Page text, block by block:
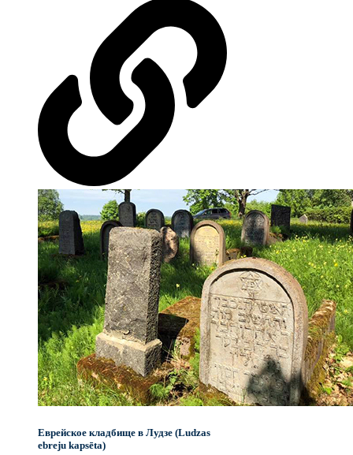
Еврейское кладбище в Лудзе (Ludzas
ebreju kapsēta)